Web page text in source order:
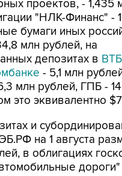
проектов, - 1,435
"НЛК-Финанс" -
бумаги иных
млн рублей, на
депозитах в ВТБ
- 5,1 млн
млн рублей, ГПБ -
это эквивалентно
и
на 1 августа
в облигациях
дороги"